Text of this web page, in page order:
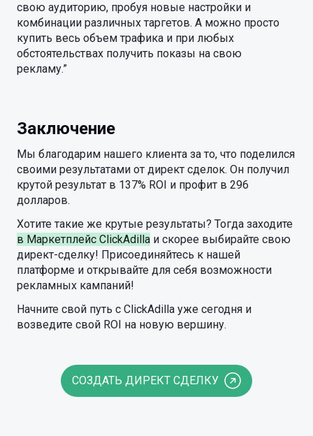
свою аудиторию, пробуя новые настройки и
комбинации различных таргетов. А можно просто
купить весь объем трафика и при любых
обстоятельствах получить показы на свою
рекламу.”
Заключение
Мы благодарим нашего клиента за то, что поделился
своими результатами от директ сделок. Он получил
крутой результат в 137% ROI и профит в 296
долларов.
Хотите такие же крутые результаты? Тогда заходите
в Маркетплейс ClickAdilla и скорее выбирайте свою
директ-сделку! Присоединяйтесь к нашей
платформе и открывайте для себя возможности
рекламных кампаний!
Начните свой путь с ClickAdilla уже сегодня и
возведите свой ROI на новую вершину.
СОЗДАТЬ ДИРЕКТ СДЕЛКУ